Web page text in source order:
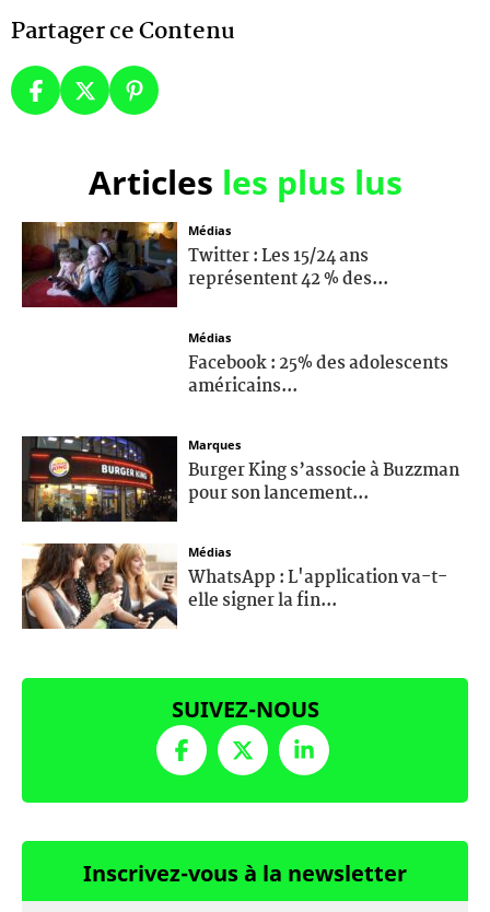
Partager ce Contenu
Articles les plus lus
Médias
Twitter : Les 15/24 ans
représentent 42 % des...
Médias
Facebook : 25% des adolescents
américains...
Marques
Burger King s’associe à Buzzman
pour son lancement...
Médias
WhatsApp : L'application va-t-
elle signer la fin...
SUIVEZ-NOUS
Inscrivez-vous à la newsletter